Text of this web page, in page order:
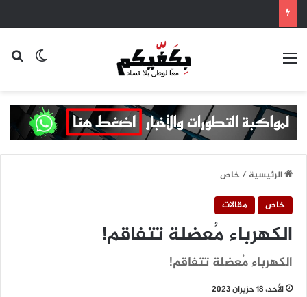
القائمة
الرئيسية/خاص
خاص
مقالات
الكهرباء مُعضلة تتفاقم!
الكهرباء مُعضلة تتفاقم!
الأحد، 18 حزيران 2023